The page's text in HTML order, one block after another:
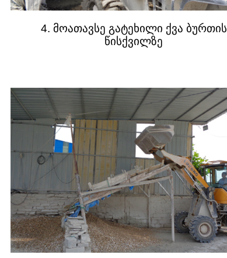
4. მოათავსე გატეხილი ქვა ბურთის
წისქვილზე